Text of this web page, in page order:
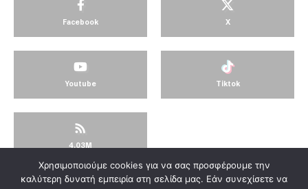
Facebook X
Youtube Tiktok
4.03M
© KorinthosTV @2025
Χρησιμοποιούμε cookies για να σας προσφέρουμε την
καλύτερη δυνατή εμπειρία στη σελίδα μας. Εάν συνεχίσετε να